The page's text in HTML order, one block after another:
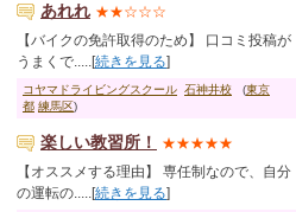
あれれ ★★☆☆☆
【バイクの免許取得のため】 口コミ投稿が
うまくで.....[続きを見る]
コヤマドライビングスクール 石神井校 (東京
都 練馬区)
楽しい教習所！ ★★★★★
【オススメする理由】 専任制なので、自分
の運転の.....[続きを見る]